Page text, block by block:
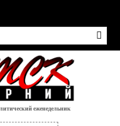
еженедельник